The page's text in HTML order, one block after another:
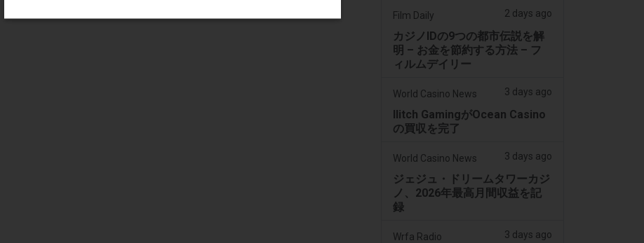
Film Daily 2 days ago
カジノIDの9つの都市伝説を解
明 – お金を節約する方法 – フ
ィルムデイリー
World Casino News 3 days ago
Ilitch GamingがOcean Casino
の買収を完了
World Casino News 3 days ago
ジェジュ・ドリームタワーカジ
ノ、2026年最高月間収益を記
録
Wrfa Radio 3 days ago